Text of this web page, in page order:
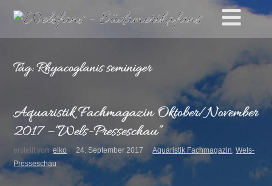
Tag: Rhyacoglanis seminiger
Aquaristik Fachmagazin Oktober/November
2017 – “Wels-Presseschau”
erstellt von elko 24. September 2017 Aquaristik Fachmagazin,Wels-
Presseschau